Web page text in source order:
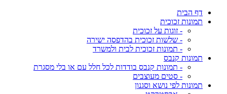
דף הבית
תמונות זכוכית
- זוגות על זכוכית
- שלשות זכוכית בהדפסה ישירה
- תמונות זכוכית לבית ולמשרד
תמונות קנבס
- תמונות קנבס בודדות לכל חלל עם או בלי מסגרת
- סטים מעוצבים
תמונות לפי נושא וסגנון